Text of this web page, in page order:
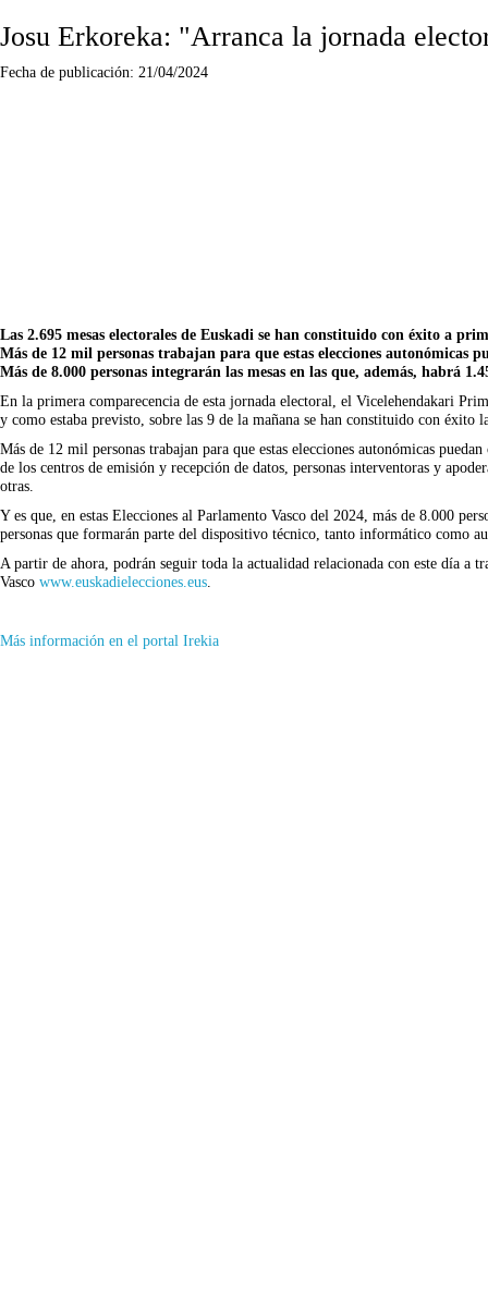
Josu Erkoreka: "Arranca la jornada
Fecha de publicación: 21/04/2024
Las 2.695 mesas electorales de Euskadi se han constituido con éxito a
Más de 12 mil personas trabajan para que estas elecciones autonómicas
Más de 8.000 personas integrarán las mesas en las que, además, habrá
En la primera comparecencia de esta jornada electoral, el Vicelehendakari
y como estaba previsto, sobre las 9 de la mañana se han constituido con
Más de 12 mil personas trabajan para que estas elecciones autonómicas
de los centros de emisión y recepción de datos, personas interventoras y
otras.
Y es que, en estas Elecciones al Parlamento Vasco del 2024, más de 8.000
personas que formarán parte del dispositivo técnico, tanto informático como
A partir de ahora, podrán seguir toda la actualidad relacionada con este día a
Vasco www.euskadielecciones.eus
Más información en el portal Irekia(Se